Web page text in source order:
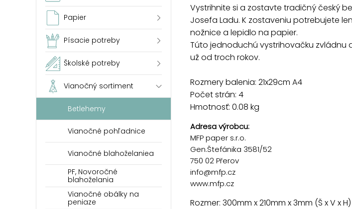
Papier
Písacie potreby
Školské potreby
Vianočný sortiment
Betlehemy
Vianočné pohľadnice
Vianočné blahoželaniea
PF, Novoročné
blahoželania
Vianočné obálky na
peniaze
Vystrihnite si a zostavte tradičný český
Josefa Ladu. K zostaveniu potrebujete len
nožnice a lepidlo na papier.
Túto jednoduchú vystrihovačku zvládnu
už od troch rokov.
Rozmery balenia: 21x29cm A4
Počet strán: 4
Hmotnosť: 0.08 kg
Adresa výrobcu:
MFP paper s.r.o.
Gen.Štefánika 3581/52
750 02 Přerov
info@mfp.cz
www.mfp.cz
Rozmer: 300mm x 210mm x 3mm (Š x V x H)